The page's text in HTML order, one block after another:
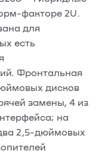
факторе 2U.
для
есть
Фронтальная
дисков
замены, 4 из
на
2,5-дюймовых